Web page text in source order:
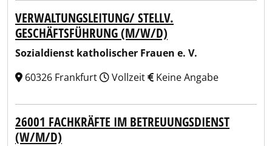
VERWALTUNGSLEITUNG/ STELLV.
GESCHÄFTSFÜHRUNG (M/W/D)
Sozialdienst katholischer Frauen e. V.
60326 Frankfurt
Vollzeit Keine Angabe
26001 FACHKRÄFTE IM BETREUUNGSDIENST
(W/M/D)